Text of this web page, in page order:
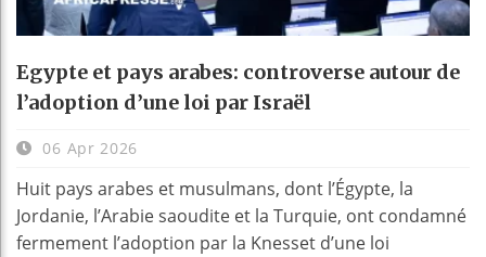
Egypte et pays arabes: controverse autour de
l’adoption d’une loi par Israël
06 Apr 2026
Huit pays arabes et musulmans, dont l’Égypte, la
Jordanie, l’Arabie saoudite et la Turquie, ont condamné
fermement l’adoption par la Knesset d’une loi